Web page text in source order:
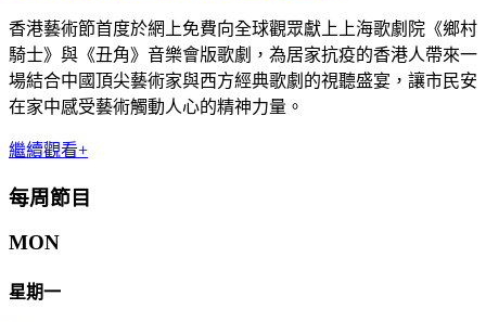
香港藝術節首度於網上免費向全球觀眾獻上上海歌劇院《鄉村
騎士》與《丑角》音樂會版歌劇，為居家抗疫的香港人帶來一
場結合中國頂尖藝術家與西方經典歌劇的視聽盛宴，讓市民安
在家中感受藝術觸動人心的精神力量。
繼續觀看+
每周節目
MON
星期一